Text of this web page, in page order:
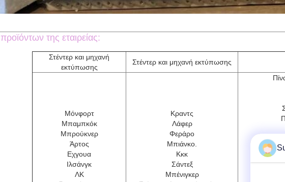
της εταιρείας:
Στέντερ και μηχανή
εκτύπωσης
Στέντερ και μηχανή εκτύπωσης
Μόνφορτ
Μπαμπκόκ
Μπρούκνερ
Άρτος
Εχγουα
Ιλσάνγκ
ΛΚ
Κραντς
Λάφερ
Φεράρο
Μπιάνκο.
Κκκ
Σάντεξ
Μπένιγκερ